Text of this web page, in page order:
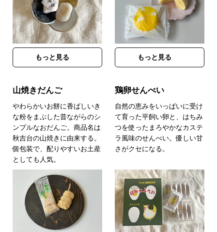
もっと見る もっと見る
山焼きだんご
やわらかいお餅に香ばしいき
な粉をまぶした昔ながらのシ
ンプルなおだんご。商品名は
秋吉台の山焼きに由来する。
個包装で、配りやすいお土産
としても人気。
鶏卵せんべい
自然の恵みをいっぱいに受け
て育った平飼い卵と、はちみ
つを使ったまろやかなカステ
ラ風味のせんべい。優しい甘
さがクセになる。